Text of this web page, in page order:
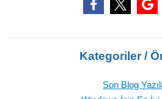
Kategoriler /
Son Blog